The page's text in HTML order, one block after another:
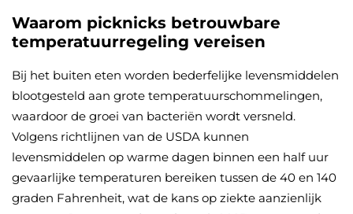
Waarom picknicks betrouwbare
temperatuurregeling vereisen
Bij het buiten eten worden bederfelijke levensmiddelen
blootgesteld aan grote temperatuurschommelingen,
waardoor de groei van bacteriën wordt versneld.
Volgens richtlijnen van de USDA kunnen
levensmiddelen op warme dagen binnen een half uur
gevaarlijke temperaturen bereiken tussen de 40 en 140
graden Fahrenheit, wat de kans op ziekte aanzienlijk